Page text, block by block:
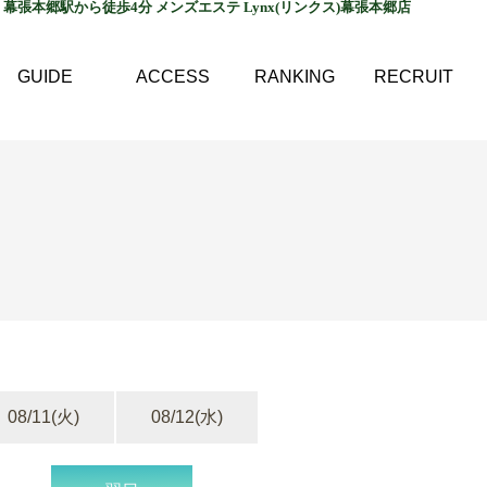
幕張本郷駅から徒歩4分 メンズエステ Lynx(リンクス)幕張本郷店
GUIDE ACCESS RANKING RECRUIT
08/11(火) 08/12(水)